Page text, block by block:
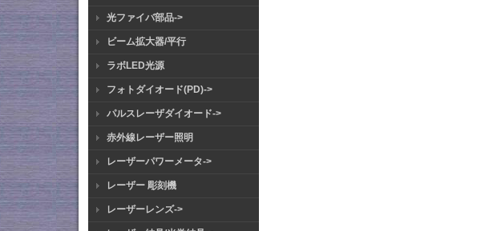
光ファイバ部品->
ビーム拡大器/平行
ラボLED光源
フォトダイオード(PD)->
パルスレーザダイオード->
赤外線レーザー照明
レーザーパワーメータ->
レーザー 彫刻機
レーザーレンズ->